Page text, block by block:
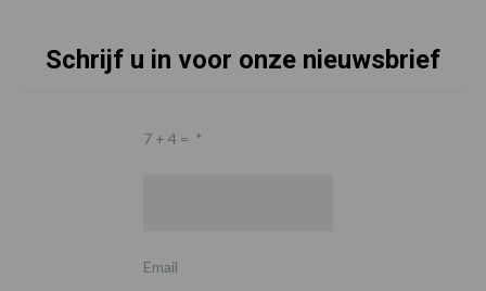
Schrijf u in voor onze nieuwsbrief
7 + 4 = *
Email